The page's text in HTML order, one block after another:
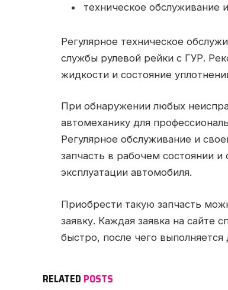
техническое обслуживание
Регулярное техническое
службы рулевой рейки с ГУР.
жидкости и состояние
При обнаружении любых
автомеханику для
Регулярное обслуживание и
запчасть в рабочем состоянии
эксплуатации автомобиля.
Приобрести такую запчасть
заявку. Каждая заявка на сайте
быстро, после чего выполняется
RELATED POSTS